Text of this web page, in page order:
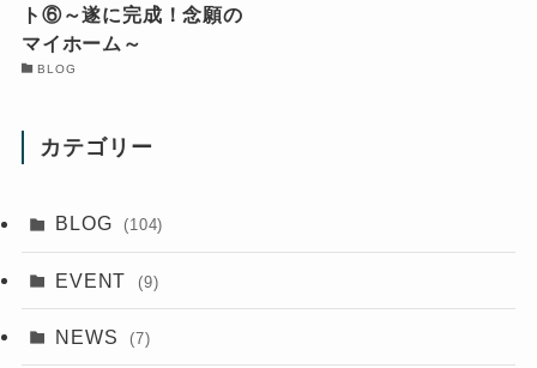
ト⑥～遂に完成！念願の
マイホーム～
BLOG
カテゴリー
BLOG (104)
EVENT (9)
NEWS (7)